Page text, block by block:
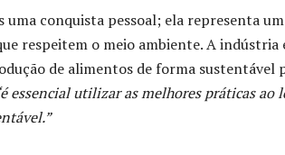
uma conquista pessoal; ela representa
respeitem o meio ambiente. A indústria
de alimentos de forma sustentável
essencial utilizar as melhores práticas ao